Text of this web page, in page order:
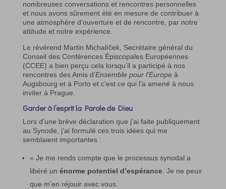
nombreuses conversations et rencontres personnelles
et nous avons sûrement été en mesure de contribuer à
une atmosphère d’ouverture et de rencontre, par notre
attitude et notre expérience.
Le révérend Martin Michalíček, Secrétaire général du
Conseil des Conférences Épiscopales Européennes
(CCEE) a bien perçu cela lorsqu’il a participé à nos
rencontres des Amis d’Ensemble pour l’Europe à
Augsbourg et à Porto et c’est ce qui l’a amené à nous
inviter à Prague.
Garder à l’esprit la Parole de Dieu
Lors d’une brève déclaration que j’ai faite publiquement
au Synode, j’ai formulé ces trois idées qui me
semblaient importantes :
« Je me rends compte que le processus synodal a
libéré un énorme potentiel d’espérance. Je ne peux
que m’en réjouir avec vous.